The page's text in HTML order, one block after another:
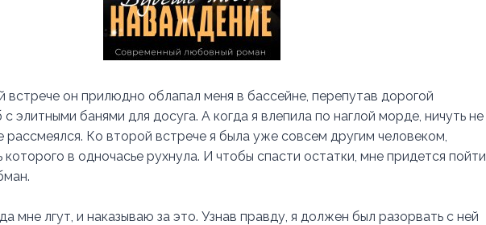
встрече он прилюдно облапал меня в бассейне, перепутав дорогой
с элитными банями для досуга. А когда я влепила по наглой морде, ничуть не
рассмеялся. Ко второй встрече я была уже совсем другим человеком,
которого в одночасье рухнула. И чтобы спасти остатки, мне придется пойти
мне лгут, и наказываю за это. Узнав правду, я должен был разорвать с ней